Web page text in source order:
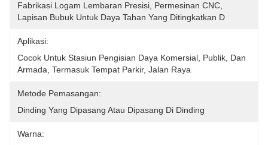
Fabrikasi Logam Lembaran Presisi, Permesinan CNC,
Lapisan Bubuk Untuk Daya Tahan Yang Ditingkatkan D
Aplikasi:
Cocok Untuk Stasiun Pengisian Daya Komersial, Publik, Dan
Armada, Termasuk Tempat Parkir, Jalan Raya
Metode Pemasangan:
Dinding Yang Dipasang Atau Dipasang Di Dinding
Warna: